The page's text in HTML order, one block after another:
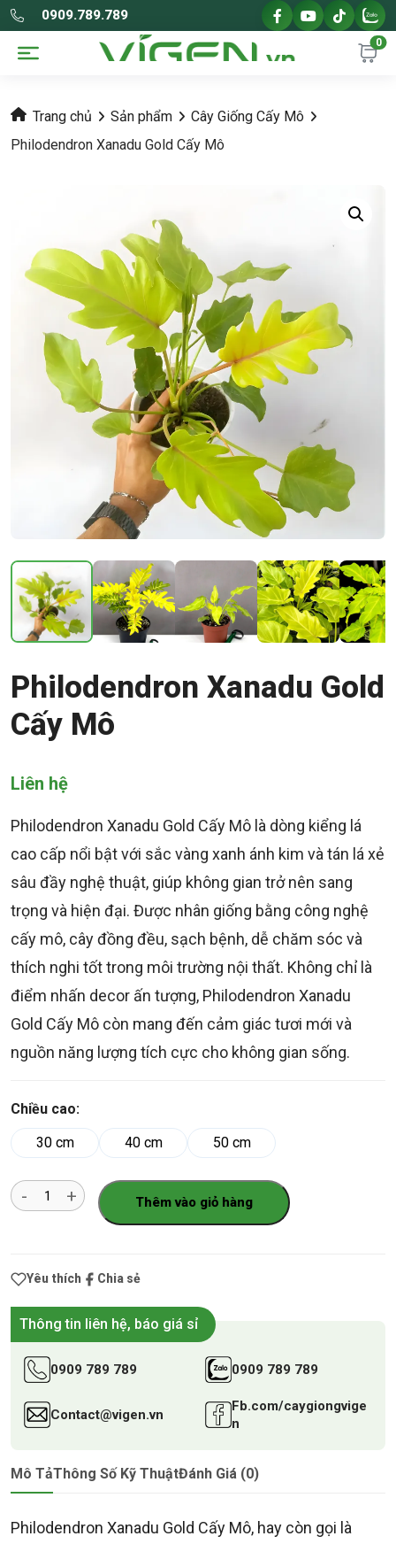
0909.789.789
0
Trang chủ Sản phẩm
Cây Giống Cấy Mô
Philodendron Xanadu Gold Cấy Mô
Philodendron Xanadu Gold
Cấy Mô
Liên hệ
Philodendron Xanadu Gold Cấy Mô là dòng kiểng lá
cao cấp nổi bật với sắc vàng xanh ánh kim và tán lá xẻ
sâu đầy nghệ thuật, giúp không gian trở nên sang
trọng và hiện đại. Được nhân giống bằng công nghệ
cấy mô, cây đồng đều, sạch bệnh, dễ chăm sóc và
thích nghi tốt trong môi trường nội thất. Không chỉ là
điểm nhấn decor ấn tượng, Philodendron Xanadu
Gold Cấy Mô còn mang đến cảm giác tươi mới và
nguồn năng lượng tích cực cho không gian sống.
Chiều cao:
30 cm
40 cm 50 cm
Số
lượng
Thêm vào giỏ hàng
Yêu thích Chia sẻ
Thông tin liên hệ, báo giá sỉ
0909 789 789 0909 789 789
Contact@vigen.vn
Fb.com/caygiongvige
n
Mô TảThông Số Kỹ ThuậtĐánh Giá (0)
Philodendron Xanadu Gold Cấy Mô, hay còn gọi là